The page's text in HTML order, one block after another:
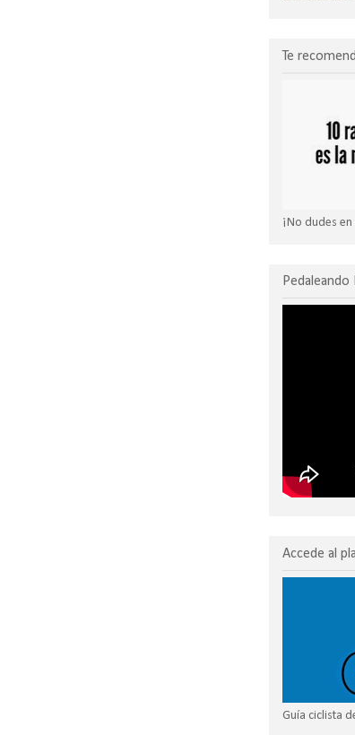
Te
¡No dudes
Accede al
Guía ciclista